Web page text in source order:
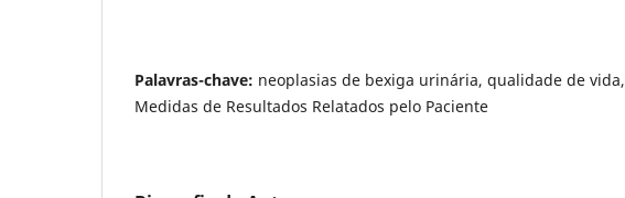
Palavras-chave: neoplasias de bexiga urinária, qualidade de vida,
Medidas de Resultados Relatados pelo Paciente